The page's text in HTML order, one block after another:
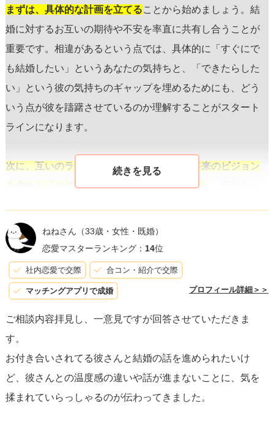
まずは、具体的な計画を立てることから始めましょう。結
婚に対するお互いの期待や不安を率直に共有し合うことが
重要です。相違があるという点では、具体的に「すぐにで
も結婚したい」というあなたの気持ちと、「できたらした
い」という彼の気持ちのギャップを埋めるためにも、どう
いう点が彼を躊躇させているのか理解することがスタート
ラインになります。
次に、互いのライフスタイルやキャリア、将来のビジョン
を含めた「結婚後の生活像」について話し合い
間地点で会い、お互いの生活圏を理解することも役立ちま
す。このような共有作業を進めることで、具体的な結婚へ
の道筋が見えてくるでしょう。
そして、実際に結婚へ向けた行動を起こす
いの問題や両家の両親への挨拶もプランに含める必要があ
ります。彼と一緒にそれぞれのタスクをリストアップし、
優先順位を付けながら一つずつクリアしていく計画性が大
切です。
ねねさん （33歳・女性・既婚）
恋愛マスターランキング： 14位
社内恋愛で交際 合コン・紹介で交際
マッチングアプリで成婚 プロフィール詳細＞＞
ご相談内容拝見し、一意見ですが回答させていただきま
す。
お付き合いされてる彼さんと結婚の話を進められたいけ
ど、彼さんとの温度感の違いや話が進まないことに、気を
揉まれていらっしゃるのが伝わってきました。